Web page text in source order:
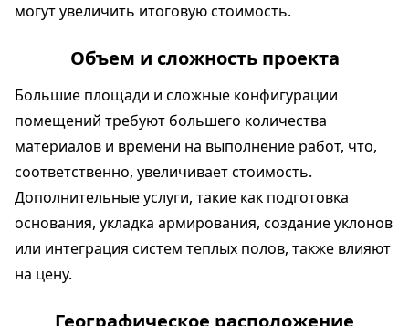
могут увеличить итоговую стоимость.
Объем и сложность проекта
Большие площади и сложные конфигурации
помещений требуют большего количества
материалов и времени на выполнение работ, что,
соответственно, увеличивает стоимость.
Дополнительные услуги, такие как подготовка
основания, укладка армирования, создание уклонов
или интеграция систем теплых полов, также влияют
на цену.